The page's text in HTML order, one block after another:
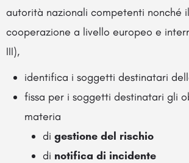
autorità nazionali competenti nonché
cooperazione a livello europeo e
III),
identifica i soggetti destinatari
fissa per i soggetti destinatari gli
materia
di gestione del rischio
di notifica di incidente